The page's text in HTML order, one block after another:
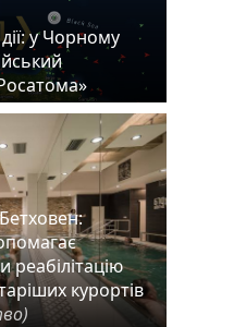
у Чорному
курортів